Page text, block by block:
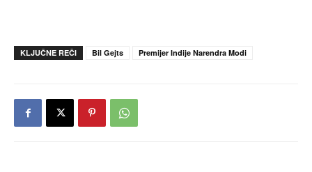
KLJUČNE REČI Bil Gejts Premijer Indije Narendra Modi